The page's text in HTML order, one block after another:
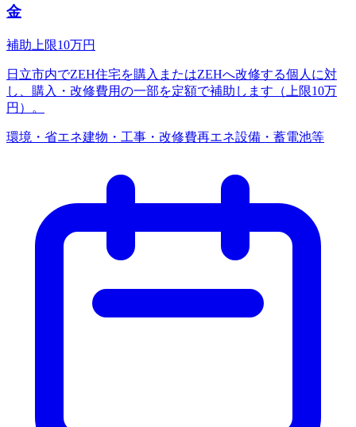
金
補助上限10万円
日立市内でZEH住宅を購入またはZEHへ改修する個人に対
し、購入・改修費用の一部を定額で補助します（上限10万
円）。
環境・省エネ建物・工事・改修費再エネ設備・蓄電池等